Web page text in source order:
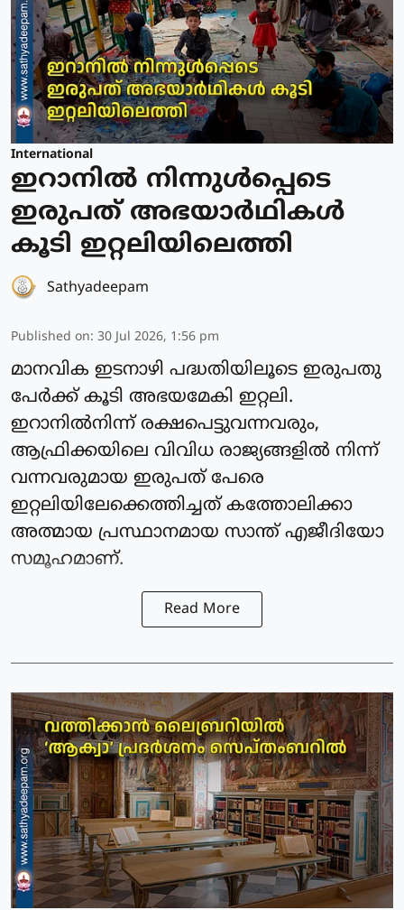
International
ഇറാനിൽ നിന്നുള്‍പ്പെടെ
ഇരുപത് അഭയാര്‍ഥികള്‍
കൂടി ഇറ്റലിയിലെത്തി
Sathyadeepam
Published on: 30 Jul 2026, 1:56 pm
മാനവിക ഇടനാഴി പദ്ധതിയിലൂടെ ഇരുപതു
പേര്‍ക്ക് കൂടി അഭയമേകി ഇറ്റലി.
ഇറാനില്‍നിന്ന് രക്ഷപെട്ടുവന്നവരും,
ആഫ്രിക്കയിലെ വിവിധ രാജ്യങ്ങളില്‍ നിന്ന്
വന്നവരുമായ ഇരുപത് പേരെ
ഇറ്റലിയിലേക്കെത്തിച്ചത് കത്തോലിക്കാ
അത്മായ പ്രസ്ഥാനമായ സാന്ത് എജീദിയോ
സമൂഹമാണ്.
Read More